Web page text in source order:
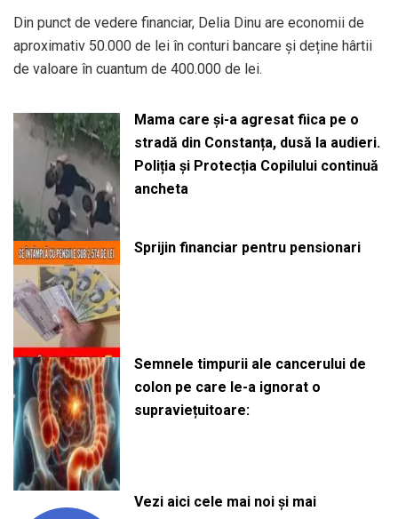
Din punct de vedere financiar, Delia Dinu are economii de
aproximativ 50.000 de lei în conturi bancare și deține hârtii
de valoare în cuantum de 400.000 de lei.
Mama care și-a agresat fiica pe o
stradă din Constanța, dusă la audieri.
Poliția și Protecția Copilului continuă
ancheta
Sprijin financiar pentru pensionari
Semnele timpurii ale cancerului de
colon pe care le-a ignorat o
supraviețuitoare:
Vezi aici cele mai noi și mai